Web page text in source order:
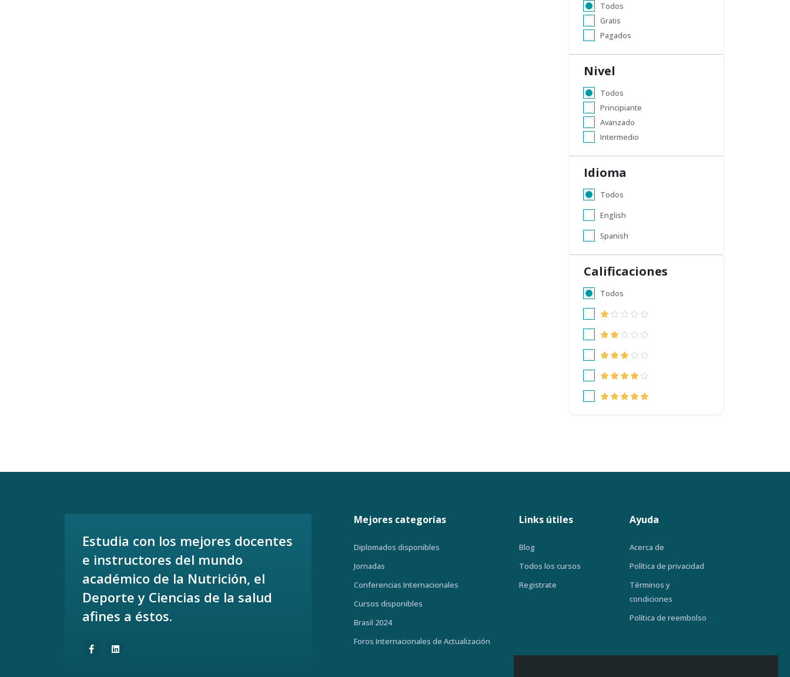
Todos
Gratis
Pagados
Nivel
Todos
Principiante
Avanzado
Intermedio
Idioma
Todos
English
Spanish
Calificaciones
Todos
Mejores categorías
Diplomados disponibles
Jornadas
Conferencias Internacionales
Cursos disponibles
Brasil 2024
Foros Internacionales de Actualización
Links útiles
Blog
Todos los cursos
Registrate
Ayuda
Acerca de
Política de privacidad
Términos y
condiciones
Política de reembolso
Estudia con los mejores docentes
e instructores del mundo
académico de la Nutrición, el
Deporte y Ciencias de la salud
afines a éstos.